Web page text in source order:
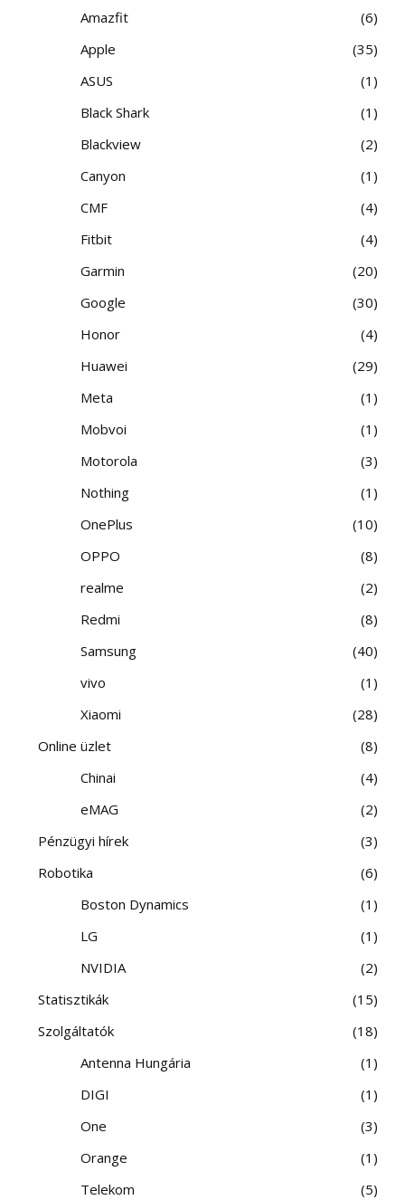
Amazfit
6
Apple
35
ASUS
1
Black Shark
1
Blackview
2
Canyon
1
CMF
4
Fitbit
4
Garmin
20
Google
30
Honor
4
Huawei
29
Meta
1
Mobvoi
1
Motorola
3
Nothing
1
OnePlus
10
OPPO
8
realme
2
Redmi
8
Samsung
40
vivo
1
Xiaomi
28
Online üzlet
8
Chinai
4
eMAG
2
Pénzügyi hírek
3
Robotika
6
Boston Dynamics
1
LG
1
NVIDIA
2
Statisztikák
15
Szolgáltatók
18
Antenna Hungária
1
DIGI
1
One
3
Orange
1
Telekom
5